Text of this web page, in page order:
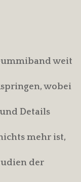
weit
wobei
Details
mehr ist,
der